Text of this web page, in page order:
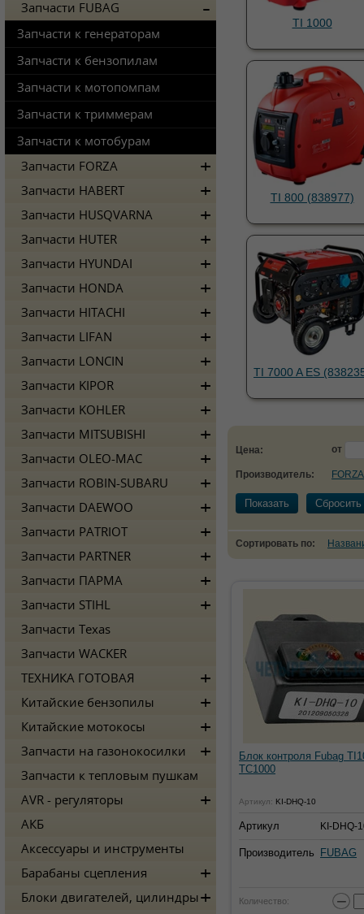
TI 1000
TI 800 (838977)
TI 7000 A ES
Цена: от
Производитель: FORZA
Показать
Сортировать по:
Блок контроля Fubag
TC1000
Артикул: KI-DHQ-10
Артикул KI-DHQ-
Производитель FUBAG
Количество: −
Запчасти FUBAG
Запчасти к генераторам
Запчасти к бензопилам
Запчасти к мотопомпам
Запчасти к триммерам
Запчасти к мотобурам
Запчасти FORZA
Запчасти HABERT
Запчасти HUSQVARNA
Запчасти HUTER
Запчасти HYUNDAI
Запчасти HONDA
Запчасти HITACHI
Запчасти LIFAN
Запчасти LONCIN
Запчасти KIPOR
Запчасти KOHLER
Запчасти MITSUBISHI
Запчасти OLEO-MAC
Запчасти ROBIN-SUBARU
Запчасти DAEWOO
Запчасти PATRIOT
Запчасти PARTNER
Запчасти ПАРМА
Запчасти STIHL
Запчасти Texas
Запчасти WACKER
ТЕХНИКА ГОТОВАЯ
Китайские бензопилы
Китайские мотокосы
Запчасти на газонокосилки
Запчасти к тепловым пушкам
AVR - регуляторы
АКБ
Аксессуары и инструменты
Барабаны сцепления
Блоки двигателей, цилиндры